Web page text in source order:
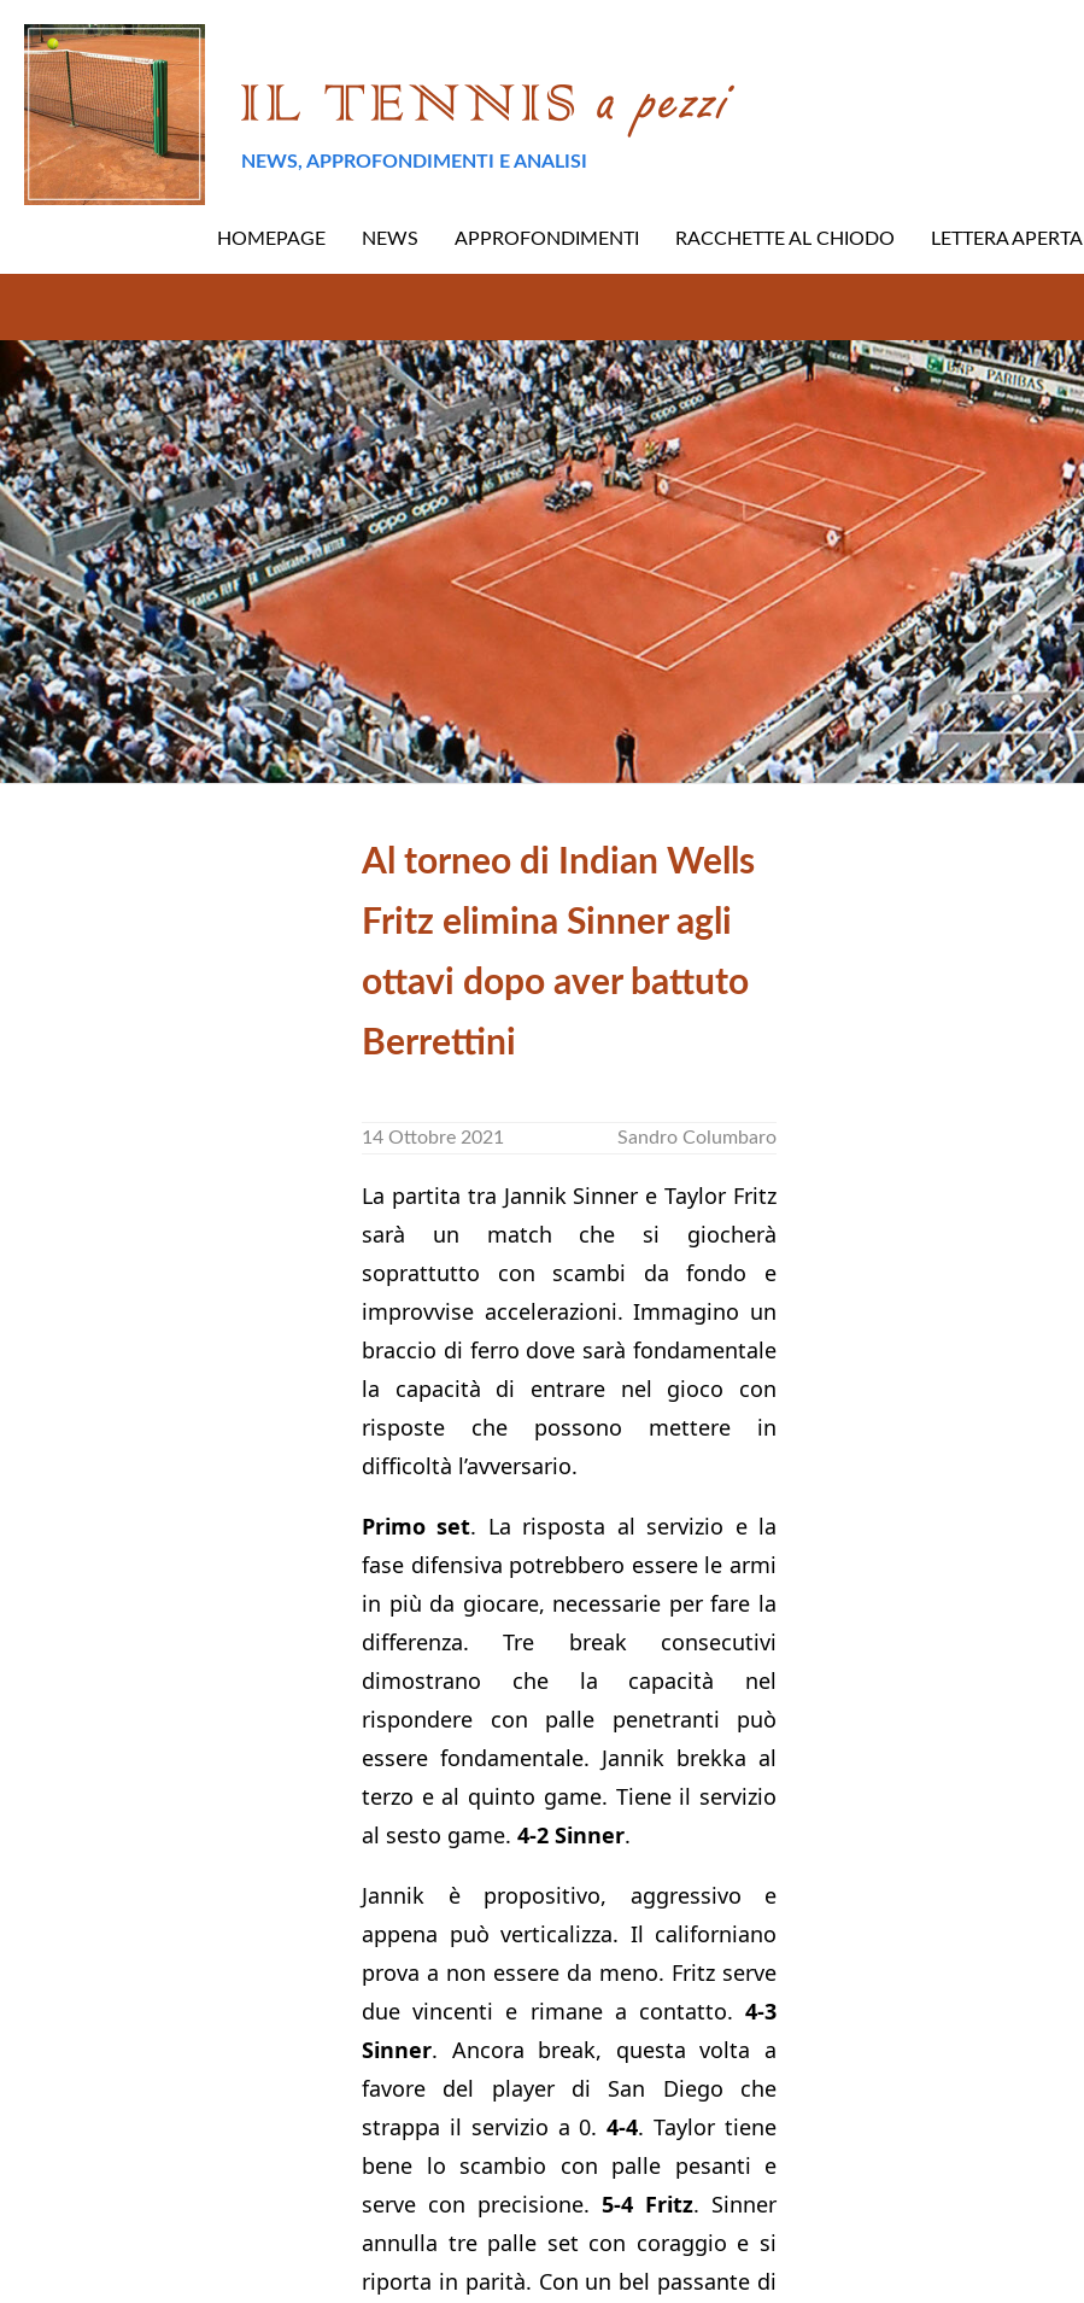
NEWS, APPROFONDIMENTI E ANALISI
HOMEPAGE NEWS APPROFONDIMENTI RACCHETTE AL CHIODO LETTERA APERTA
Al torneo di Indian Wells
Fritz elimina Sinner agli
ottavi dopo aver battuto
Berrettini
14 Ottobre 2021 Sandro Columbaro
La partita tra Jannik Sinner e Taylor Fritz
sarà un match che si giocherà
soprattutto con scambi da fondo e
improvvise accelerazioni. Immagino un
braccio di ferro dove sarà fondamentale
la capacità di entrare nel gioco con
risposte che possono mettere in
difficoltà l’avversario.
Primo set. La risposta al servizio e la
fase difensiva potrebbero essere le armi
in più da giocare, necessarie per fare la
differenza. Tre break consecutivi
dimostrano che la capacità nel
rispondere con palle penetranti può
essere fondamentale. Jannik brekka al
terzo e al quinto game. Tiene il servizio
al sesto game. 4-2 Sinner.
Jannik è propositivo, aggressivo e
appena può verticalizza. Il californiano
prova a non essere da meno. Fritz serve
due vincenti e rimane a contatto. 4-3
Sinner. Ancora break, questa volta a
favore del player di San Diego che
strappa il servizio a 0.4-4. Taylor tiene
bene lo scambio con palle pesanti e
serve con precisione. 5-4 Fritz. Sinner
annulla tre palle set con coraggio e si
riporta in parità. Con un bel passante di